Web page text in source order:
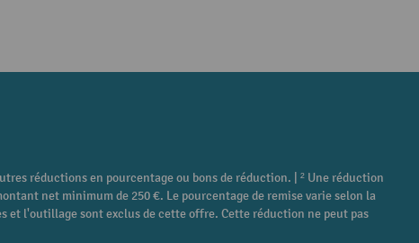
réductions en pourcentage ou bons de réduction. | ² Une réduction
net minimum de 250 €. Le pourcentage de remise varie selon la
et l'outillage sont exclus de cette offre. Cette réduction ne peut pas